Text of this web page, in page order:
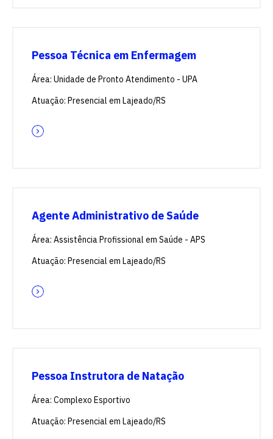
Pessoa Técnica em Enfermagem
Área: Unidade de Pronto Atendimento - UPA
Atuação: Presencial em Lajeado/RS
Agente Administrativo de Saúde
Área: Assistência Profissional em Saúde - APS
Atuação: Presencial em Lajeado/RS
Pessoa Instrutora de Natação
Área: Complexo Esportivo
Atuação: Presencial em Lajeado/RS
Escolha a vaga que você